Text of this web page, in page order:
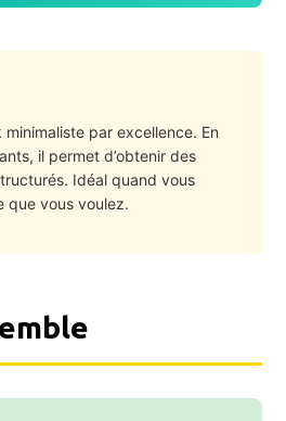
minimaliste par excellence. En
il permet d’obtenir des
Idéal quand vous
que vous voulez.